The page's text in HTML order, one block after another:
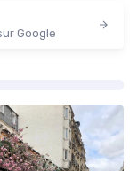
Google